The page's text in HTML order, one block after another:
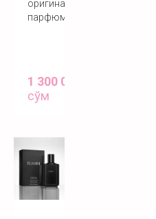
оригинальный
парфюм
1 300 000
сўм